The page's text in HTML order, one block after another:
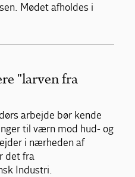
Mødet afholdes i
"larven fra
arbejde bør kende
til værn mod hud- og
i nærheden af
det fra
Industri.